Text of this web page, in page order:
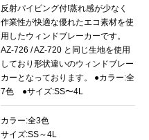
反射パイピング付!蒸れ感が少なく
作業性が快適な優れたエコ素材を使
用したウィンドブレーカーです。
AZ-726 / AZ-720 と同じ生地を使用
しており形状違いのウィンドブレー
カーとなっております。 ●カラー:全
7色 ●サイズ:SS〜4L
カラー:全3色
サイズ:SS～4L